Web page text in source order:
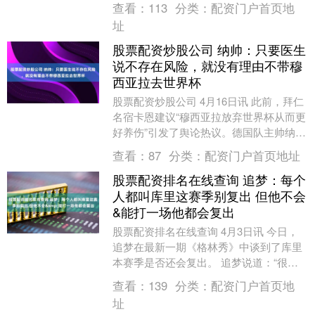
议。 图片....
查看： 113 分类： 配资门户首页地
址
股票配资炒股公司 纳帅：只要医生
说不存在风险，就没有理由不带穆
西亚拉去世界杯
股票配资炒股公司 4月16日讯 此前，拜仁
名宿卡恩建议“穆西亚拉放弃世界杯从而更
好养伤”引发了舆论热议。德国队主帅纳格
尔斯曼也被问及此事。 纳格尔斯曼谈到是
否会....
查看： 87 分类： 配资门户首页地址
股票配资排名在线查询 追梦：每个
人都叫库里这赛季别复出 但他不会
&能打一场他都会复出
股票配资排名在线查询 4月3日讯 今日，
追梦在最新一期《格林秀》中谈到了库里
本赛季是否还会复出。 追梦说道：“很多
人都担心库里没有足够好的状态去打附加
赛，但我不....
查看： 139 分类： 配资门户首页地
址